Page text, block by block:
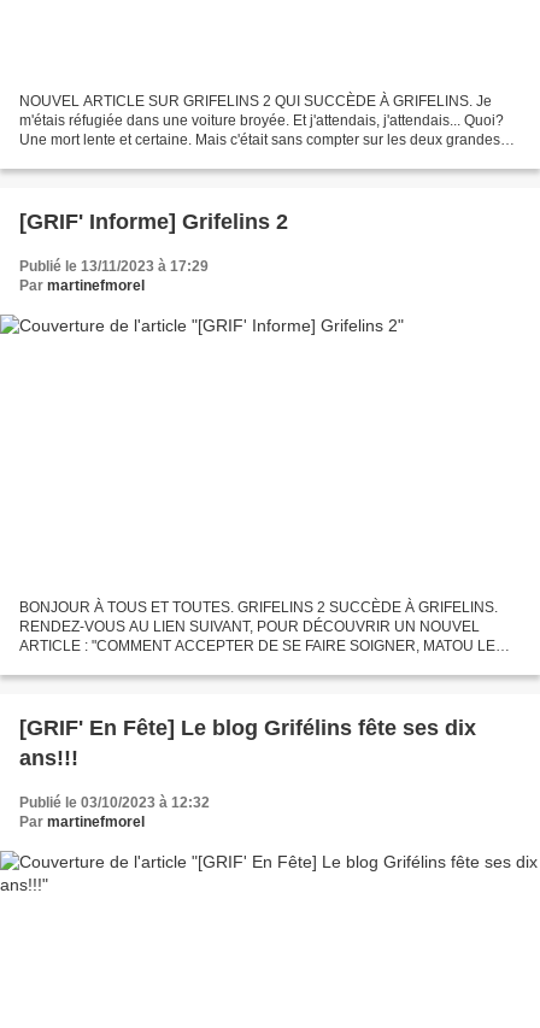
NOUVEL ARTICLE SUR GRIFELINS 2 QUI SUCCÈDE À GRIFELINS. Je
m'étais réfugiée dans une voiture broyée. Et j'attendais, j'attendais... Quoi?
Une mort lente et certaine. Mais c'était sans compter sur les deux grandes
[GRIF' Informe] Grifelins 2
Publié le 13/11/2023 à 17:29
Par martinefmorel
BONJOUR À TOUS ET TOUTES. GRIFELINS 2 SUCCÈDE À GRIFELINS.
RENDEZ-VOUS AU LIEN SUIVANT, POUR DÉCOUVRIR UN NOUVEL
ARTICLE : "COMMENT ACCEPTER DE SE FAIRE SOIGNER, MATOU LE
[GRIF' En Fête] Le blog Grifélins fête ses dix
ans!!!
Publié le 03/10/2023 à 12:32
Par martinefmorel